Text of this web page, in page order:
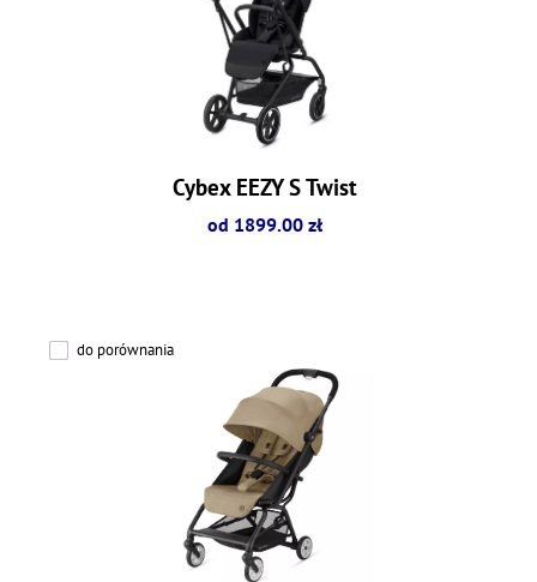
Cybex EEZY S Twist
od 1899.00 zł
do porównania